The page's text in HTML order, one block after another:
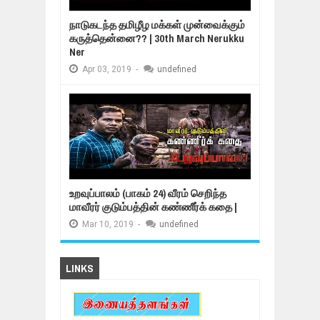
நாடுகடந்த தமிழீழ மக்கள் முன்வைக்கும்
கருத்தென்னை?? | 30th March Nerukku
Ner
Apr 03, 2019 - undefined
உறவுப்பாலம் (பாகம் 24) வீரம் செறிந்த
மாவீரர் குடும்பத்தின் கண்ணீர்க் கதை |
Mar 10, 2019 - undefined
LINKS